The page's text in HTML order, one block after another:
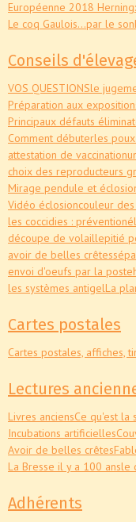
Européenne 2018
Le coq Gaulois...par le son
Conseils
VOS QUESTIONSle
Préparation aux
Principaux défauts
Comment débuterles
attestation de vaccination
choix des reproducteurs
Mirage pendule et
Vidéo éclosioncouleur
les coccidies : prévention
découpe de volaillepitié
avoir de belles crêtes
envoi d'oeufs par la poste
les systèmes antigelLa
Cartes postales
Cartes postales, affiches,
Lectures
Livres anciensCe qu'est la
Incubations artificielles
Avoir de belles crêtes
La Bresse il y a 100 ansle
Adhérents